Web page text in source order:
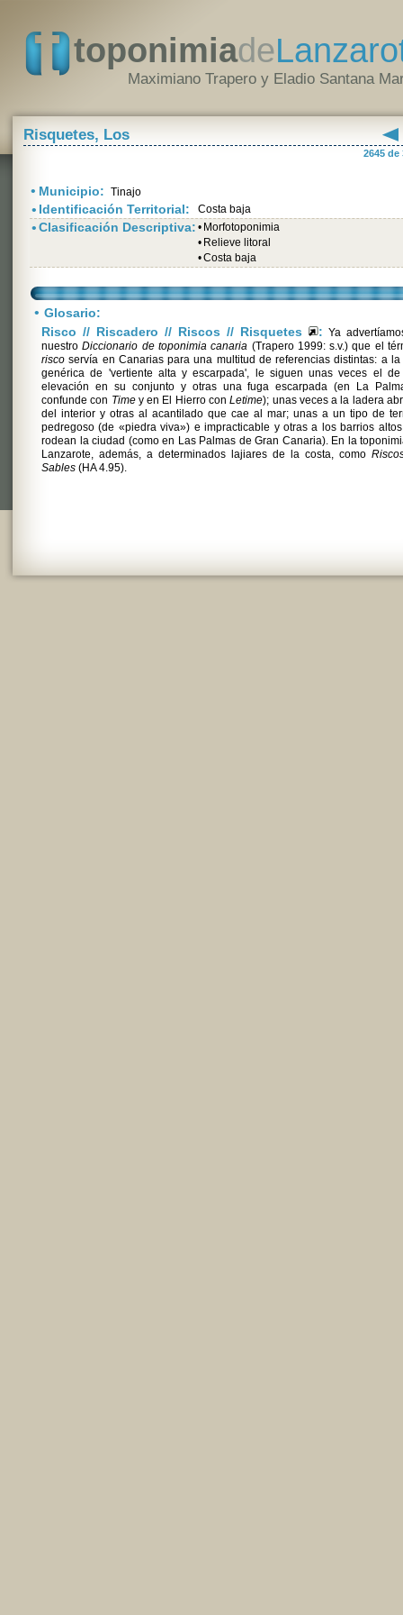
toponimiade
Maximiano Trapero y Eladio Santana
Risquetes, Los
2645 de
• Municipio: Tinajo
• Identificación Territorial: Costa baja
•Clasificación Descriptiva: • Morfotoponimia
• Relieve litoral
•Costa baja
• Glosario:
Risco // Riscadero // Riscos // Risquetes
: Ya
nuestroDiccionario de toponimia canaria (Trapero 1999: s.v.) que el
risco servía en Canarias para una multitud de referencias distintas: a la
genérica de 'vertiente alta y escarpada', le siguen unas veces el
elevación en su conjunto y otras una fuga escarpada (en La
confunde con Timey en El Hierro conLetime); unas veces a la ladera
del interior y otras al acantilado que cae al mar; unas a un tipo de
pedregoso (de «piedra viva») e impracticable y otras a los barrios
rodean la ciudad (como en Las Palmas de Gran Canaria). En la
Lanzarote, además, a determinados lajiares de la costa, como
Sables (HA 4.95).